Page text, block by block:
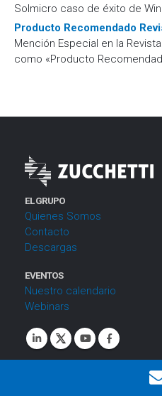
Solmicro caso de éxito de
Producto Recomendado
Mención Especial en la
como «Producto
EL GRUPO
Quienes Somos
Contacto
Descargas
EVENTOS
Nuestro calendario
Webinars